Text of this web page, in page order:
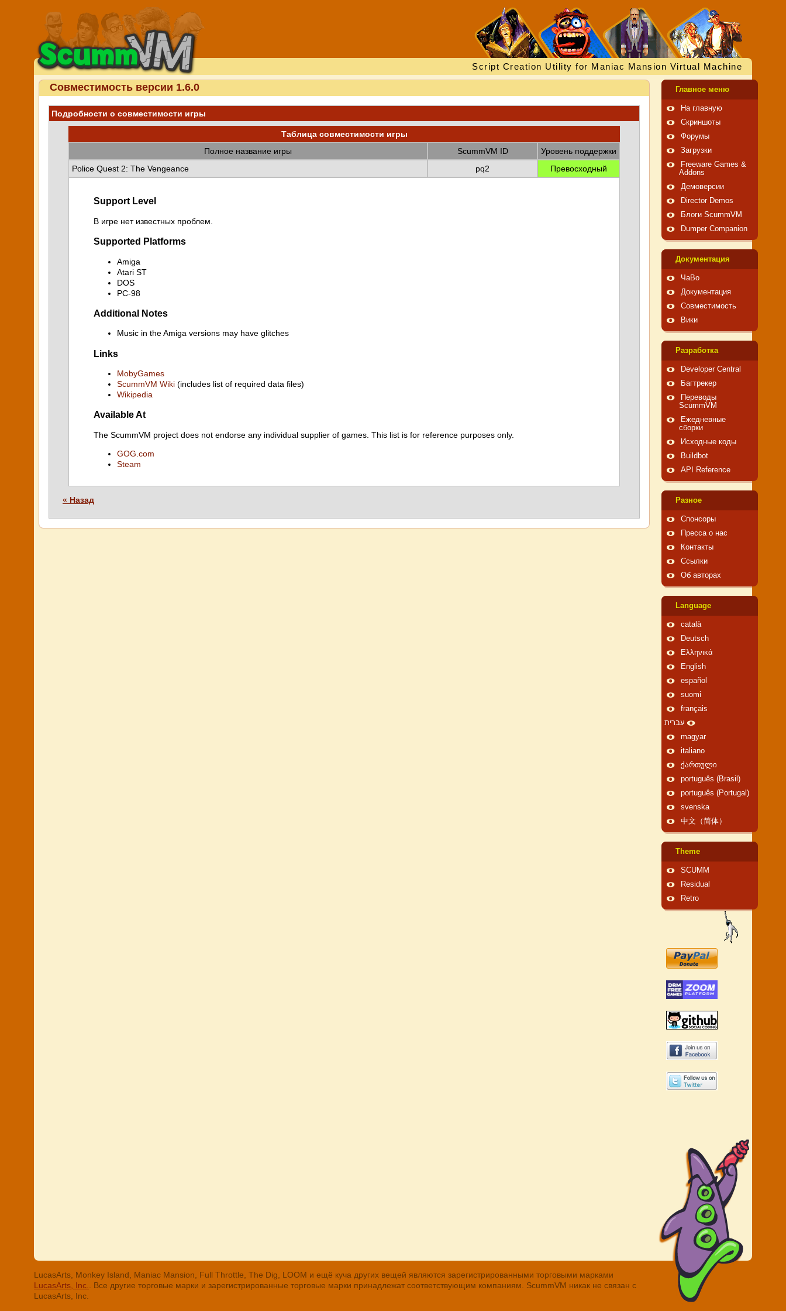
Script Creation Utility for Maniac Mansion Virtual Machine
Совместимость версии 1.6.0
Подробности о совместимости игры
Таблица совместимости игры
Полное название игры
ScummVM ID
Уровень поддержки
Police Quest 2: The Vengeance
pq2 Превосходный
Support Level
В игре нет известных проблем.
Supported Platforms
Amiga
Atari ST
DOS
PC-98
Additional Notes
Music in the Amiga versions may have glitches
Links
MobyGames
ScummVM Wiki (includes list of required data files)
Wikipedia
Available At
The ScummVM project does not endorse any individual supplier of games. This list is for reference purposes only.
GOG.com
Steam
« Назад
Главное меню
На главную
Скриншоты
Форумы
Загрузки
Freeware Games &
Addons
Демоверсии
Director Demos
Блоги ScummVM
Dumper Companion
Документация
ЧаВо
Документация
Совместимость
Вики
Pазработка
Developer Central
Багтрекер
Переводы
ScummVM
Ежедневные
сборки
Исходные коды
Buildbot
API Reference
Pазное
Спонсоры
Пресса о нас
Контакты
Ссылки
Об авторах
Language
català
Deutsch
Ελληνικά
English
español
suomi
français
עברית
magyar
italiano
ქართული
português (Brasil)
português (Portugal)
svenska
中文（简体）
Theme
SCUMM
Residual
Retro
LucasArts, Monkey Island, Maniac Mansion, Full Throttle, The Dig, LOOM и ещё куча других вещей являются зарегистрированными торговыми марками
LucasArts, Inc.
. Все другие торговые марки и зарегистрированные торговые марки принадлежат соответствующим компаниям. ScummVM никак не связан с
LucasArts, Inc.